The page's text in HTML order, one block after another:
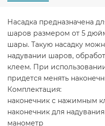
Насадка предназначена
шаров размером от 5
шары. Такую насадку
надувании шаров,
клеем. При
придется менять
Комплектация:
наконечник с нажимным
наконечник для
манометр